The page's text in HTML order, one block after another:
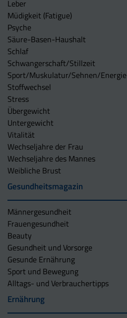
Leber
Müdigkeit (Fatigue)
Psyche
Säure-Basen-Haushalt
Schlaf
Schwangerschaft/Stillzeit
Sport/Muskulatur/Sehnen/Energie
Stoffwechsel
Stress
Übergewicht
Untergewicht
Vitalität
Wechseljahre der Frau
Wechseljahre des Mannes
Weibliche Brust
Gesundheitsmagazin
Männergesundheit
Frauengesundheit
Beauty
Gesundheit und Vorsorge
Gesunde Ernährung
Sport und Bewegung
Alltags- und Verbrauchertipps
Ernährung